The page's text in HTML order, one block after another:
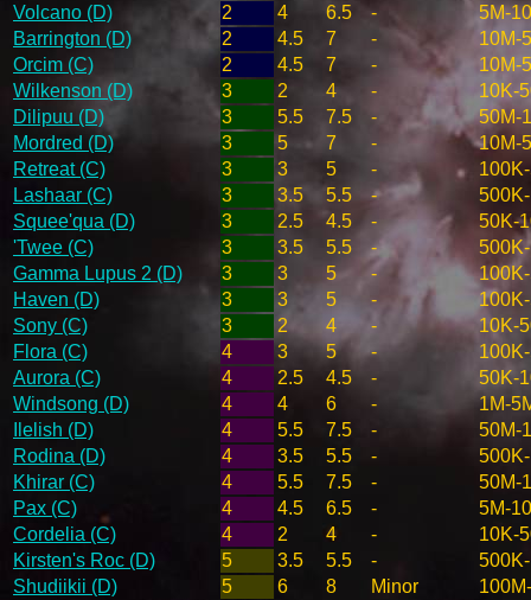
Volcano (D)
2 4 6.5 -
5M-
Barrington (D)
2 4.5 7 -
10M-
Orcim (C)
2 4.5 7 -
10M-
Wilkenson (D)
3 2 4 -
10K-
Dilipuu (D)
3 5.5 7.5 -
50M-
Mordred (D)
3 5 7 -
10M-
Retreat (C)
3 3 5 -
Lashaar (C)
3 3.5 5.5 -
Squee'qua (D)
3 2.5 4.5 -
50K-
'Twee (C)
3 3.5 5.5 -
Gamma Lupus 2 (D)
3 3 5 -
Haven (D)
3 3 5 -
Sony (C)
3 2 4 -
10K-
Flora (C)
4 3 5 -
Aurora (C)
4 2.5 4.5 -
50K-
Windsong (D)
4 4 6 -
1M-
Ilelish (D)
4 5.5 7.5 -
50M-
Rodina (D)
4 3.5 5.5 -
Khirar (C)
4 5.5 7.5 -
50M-
Pax (C)
4 4.5 6.5 -
5M-
Cordelia (C)
4 2 4 -
10K-
Kirsten's Roc (D)
5 3.5 5.5 -
Shudiikii (D)
5 6 8 Minor